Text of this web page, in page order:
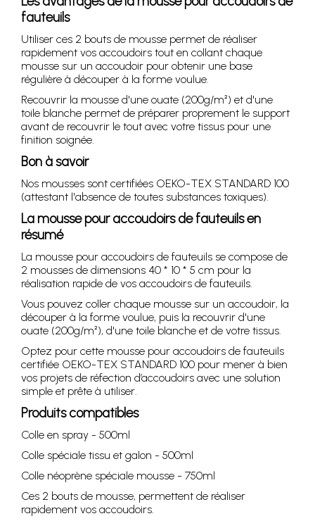
fauteuils
Utiliser ces 2 bouts de mousse permet de réaliser
rapidement vos accoudoirs tout en collant chaque
mousse sur un accoudoir pour obtenir une base
régulière à découper à la forme voulue.
Recouvrir la mousse d'une ouate (200g/m²) et d'une
toile blanche permet de préparer proprement le support
avant de recouvrir le tout avec votre tissus pour une
finition soignée.
Bon à savoir
Nos mousses sont certifiées OEKO-TEX STANDARD 100
(attestant l'absence de toutes substances toxiques).
La mousse pour accoudoirs de fauteuils en
résumé
La mousse pour accoudoirs de fauteuils se compose de
2 mousses de dimensions 40 * 10 * 5 cm pour la
réalisation rapide de vos accoudoirs de fauteuils.
Vous pouvez coller chaque mousse sur un accoudoir, la
découper à la forme voulue, puis la recouvrir d'une
ouate (200g/m²), d'une toile blanche et de votre tissus.
Optez pour cette mousse pour accoudoirs de fauteuils
certifiée OEKO-TEX STANDARD 100 pour mener à bien
vos projets de réfection d’accoudoirs avec une solution
simple et prête à utiliser.
Produits compatibles
Colle en spray - 500ml
Colle spéciale tissu et galon - 500ml
Colle néoprène spéciale mousse - 750ml
Ces 2 bouts de mousse, permettent de réaliser
rapidement vos accoudoirs.